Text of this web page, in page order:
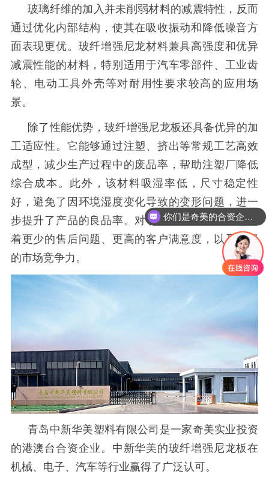
玻璃纤维的加入并未削弱材料的减震特性，反而
通过优化内部结构，使其在吸收振动和降低噪音方
面表现更优。玻纤增强尼龙材料兼具高强度和优异
减震性能的材料，特别适用于汽车零部件、工业齿
轮、电动工具外壳等对耐用性要求较高的应用场
景。
除了性能优势，玻纤增强尼龙板还具备优异的加
工适应性。它能够通过注塑、挤出等常规工艺高效
成型，减少生产过程中的废品率，帮助注塑厂降低
综合成本。此外，该材料吸湿率低，尺寸稳定性
好，避免了因环境湿度变化导致的变形问题，进一
步提升了产品的良品率。对于注塑厂而言，这意味
着更少的售后问题、更高的客户满意度，以及更强
的市场竞争力。
青岛中新华美塑料有限公司是一家奇美实业投资
的港澳台合资企业。中新华美的玻纤增强尼龙板在
机械、电子、汽车等行业赢得了广泛认可。
你们是奇美的合资企业吗